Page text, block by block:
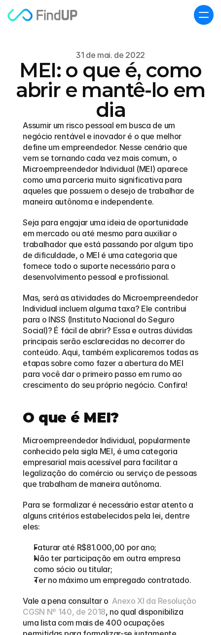
31 de mai. de 2022
MEI: o que é, como
abrir e mantê-lo em
dia
Assumir um risco pessoal em busca de um
negócio rentável e inovador é o que melhor
define um empreendedor. Nesse cenário que
vem se tornando cada vez mais comum, o
Microempreendedor Individual (MEI) aparece
como uma parceria muito significativa para
aqueles que possuem o desejo de trabalhar de
maneira autônoma e independente.
Seja para engajar uma ideia de oportunidade
em mercado ou até mesmo para auxiliar o
trabalhador que está passando por algum tipo
de dificuldade, o MEI é uma categoria que
fornece todo o suporte necessário para o
desenvolvimento pessoal e profissional.
Mas, será as atividades do Microempreendedor
Individual incluem alguma taxa? Ele contribui
para o INSS (Instituto Nacional do Seguro
Social)? É fácil de abrir? Essa e outras dúvidas
principais serão esclarecidas no decorrer do
conteúdo. Aqui, também explicaremos todas as
etapas sobre como fazer a abertura do MEI
para você dar o primeiro passo em rumo ao
crescimento do seu próprio negócio. Confira!
O que é MEI?
Microempreendedor Individual, popularmente
conhecido pela sigla MEI, é uma categoria
empresarial mais acessível para facilitar a
legalização do comércio ou serviço de pessoas
que trabalham de maneira autônoma.
Para se formalizar é necessário estar atento a
alguns critérios estabelecidos pela lei, dentre
eles:
Faturar até R$81.000,00 por ano;
Não ter participação em outra empresa
como sócio ou titular;
Ter no máximo um empregado contratado.
Vale a pena consultar o Anexo XI da Resolução
CGSN Nº 140, de 2018, no qual disponibiliza
uma lista com mais de 400 ocupações